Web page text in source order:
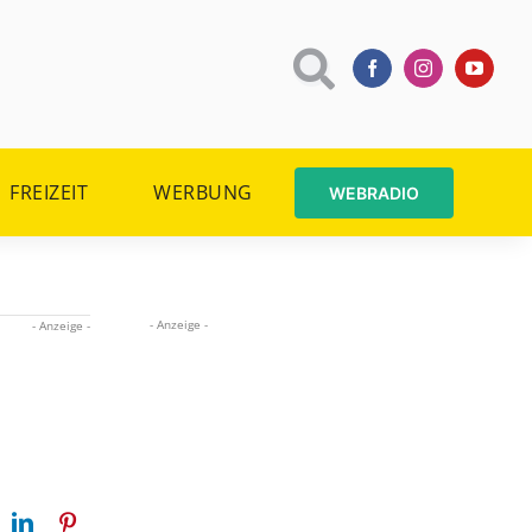
FREIZEIT WERBUNG WEBRADIO
- Anzeige -
- Anzeige -